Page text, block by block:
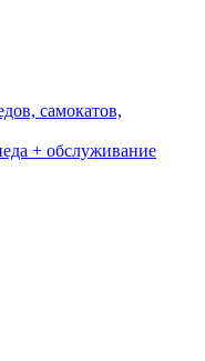
самокатов,
+ обслуживание